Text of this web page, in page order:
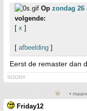
Op zondag 26
volgende:
[ x ]
[ afbeelding ]
Eerst de remaster dan
SOONY
•
Friday12